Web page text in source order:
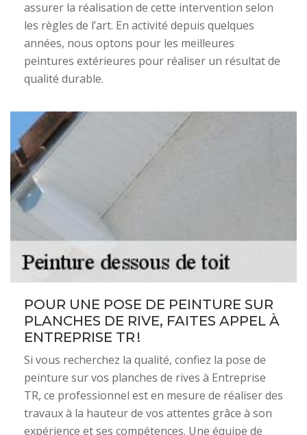
assurer la réalisation de cette intervention selon
les règles de l’art. En activité depuis quelques
années, nous optons pour les meilleures
peintures extérieures pour réaliser un résultat de
qualité durable.
POUR UNE POSE DE PEINTURE SUR
PLANCHES DE RIVE, FAITES APPEL À
ENTREPRISE TR !
Si vous recherchez la qualité, confiez la pose de
peinture sur vos planches de rives à Entreprise
TR, ce professionnel est en mesure de réaliser des
travaux à la hauteur de vos attentes grâce à son
expérience et ses compétences. Une équipe de